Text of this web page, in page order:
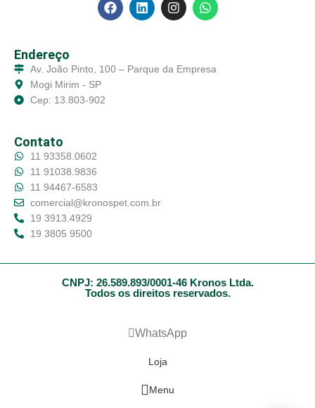
Endereço
Av. João Pinto, 100 – Parque da Empresa
Mogi Mirim - SP
Cep: 13.803-902
Contato
11 93358.0602
11 91038.9836
11 94467-6583
comercial@kronospet.com.br
19 3913.4929
19 3805 9500
CNPJ: 26.589.893/0001-46 Kronos Ltda.
Todos os direitos reservados.
WhatsApp
Loja
Menu